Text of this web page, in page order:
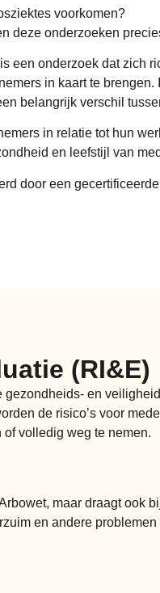
voorkomen?
deze onderzoeken
een onderzoek dat zich
in kaart te
belangrijk verschil
in relatie tot hun
en leefstijl van
door een
(RI&E)
en
de risico’s voor
of volledig weg te nemen.
maar draagt
en andere